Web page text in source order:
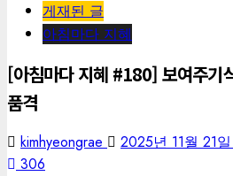
게재된 글
아침마다 지혜
[아침마다 지혜 #180] 보여주기
품격
kimhyeongrae 2025년 11월 21일
306